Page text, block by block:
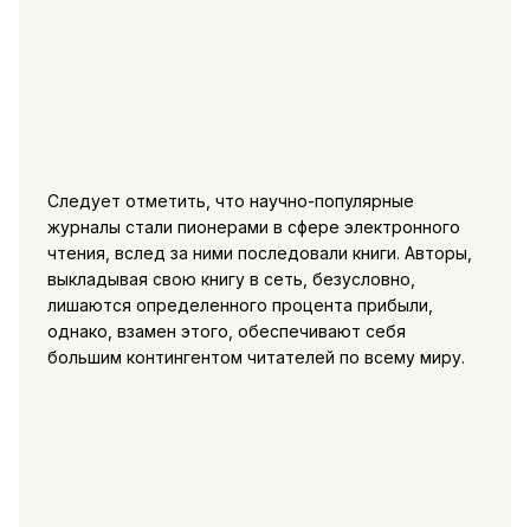
Следует отметить, что научно-популярные
журналы стали пионерами в сфере электронного
чтения, вслед за ними последовали книги. Авторы,
выкладывая свою книгу в сеть, безусловно,
лишаются определенного процента прибыли,
однако, взамен этого, обеспечивают себя
большим контингентом читателей по всему миру.